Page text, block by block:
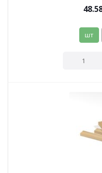
шт